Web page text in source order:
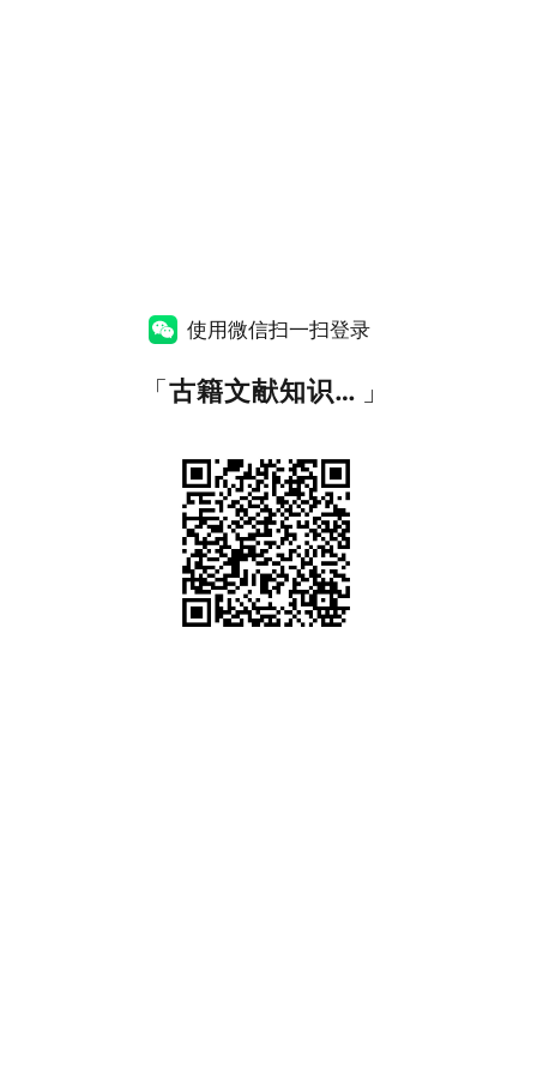
使用微信扫一扫登录
「 古籍文献知识图谱网 」